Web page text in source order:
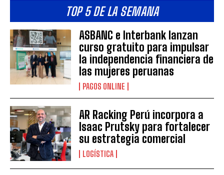
TOP 5 DE LA SEMANA
ASBANC e Interbank lanzan
curso gratuito para impulsar
la independencia financiera de
las mujeres peruanas
PAGOS ONLINE
AR Racking Perú incorpora a
Isaac Prutsky para fortalecer
su estrategia comercial
LOGÍSTICA